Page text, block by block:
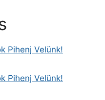
Pihenj Velünk!
Pihenj Velünk!